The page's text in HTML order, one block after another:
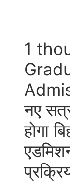
1
नए
होगा